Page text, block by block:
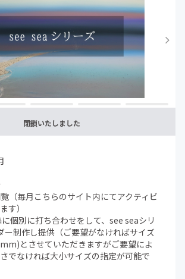
12ヶ月が経過した時点でこちらよりご連
お届けまでは【オーダー制作について】
辞め、再度支援を開始した場合、以前の継
ントされません
・限定記事の閲覧（毎月こちらのサイト内
ィを更新致します） ・継続12カ月毎に個
して、井回井シリーズを1枚オーダー制
望がなければサイズはS0(180×180mm)と
ますがご要望により、過度の大きさでなけ
閉鎖いたしました
（毎月こちらのサイト内にてアクティビ
す）
個別に打ち合わせをして、see seaシリ
ー制作し提供（ご要望がなければサイズ
とさせていただきますがご要望によ
でなければ大小サイズの指定が可能で